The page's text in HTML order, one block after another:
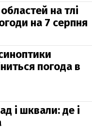
на тлі
на 7 серпня
погода в
і шквали: де і